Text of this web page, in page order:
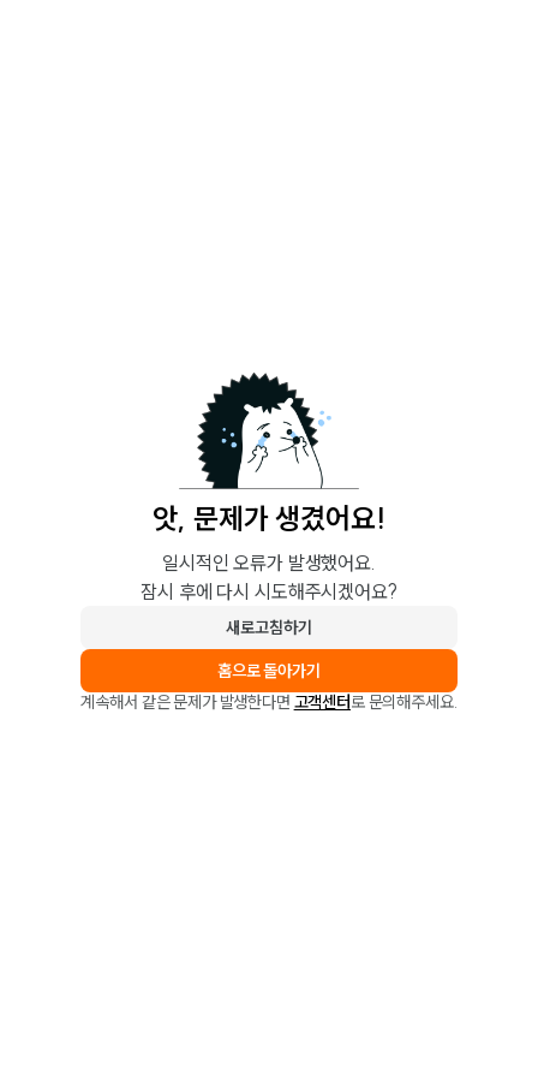
앗, 문제가 생겼어요!
일시적인 오류가 발생했어요.
잠시 후에 다시 시도해주시겠어요?
새로고침하기
홈으로 돌아가기
계속해서 같은 문제가 발생한다면 고객센터로 문의해주세요.